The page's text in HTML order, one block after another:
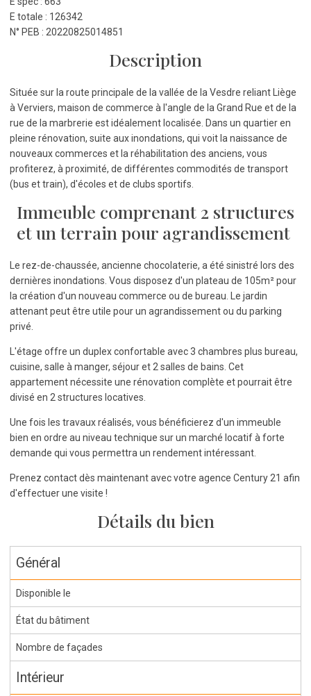
E totale : 126342
N° PEB : 20220825014851
Description
Située sur la route principale de la vallée de la Vesdre reliant Liège
à Verviers, maison de commerce à l'angle de la Grand Rue et de la
rue de la marbrerie est idéalement localisée. Dans un quartier en
pleine rénovation, suite aux inondations, qui voit la naissance de
nouveaux commerces et la réhabilitation des anciens, vous
profiterez, à proximité, de différentes commodités de transport
(bus et train), d'écoles et de clubs sportifs.
Immeuble comprenant 2 structures
et un terrain pour agrandissement
Le rez-de-chaussée, ancienne chocolaterie, a été sinistré lors des
dernières inondations. Vous disposez d'un plateau de 105m² pour
la création d'un nouveau commerce ou de bureau. Le jardin
attenant peut être utile pour un agrandissement ou du parking
privé.
L'étage offre un duplex confortable avec 3 chambres plus bureau,
cuisine, salle à manger, séjour et 2 salles de bains. Cet
appartement nécessite une rénovation complète et pourrait être
divisé en 2 structures locatives.
Une fois les travaux réalisés, vous bénéficierez d'un immeuble
bien en ordre au niveau technique sur un marché locatif à forte
demande qui vous permettra un rendement intéressant.
Prenez contact dès maintenant avec votre agence Century 21 afin
d'effectuer une visite !
Détails du bien
Général
Disponible le
État du bâtiment
Nombre de façades
Intérieur